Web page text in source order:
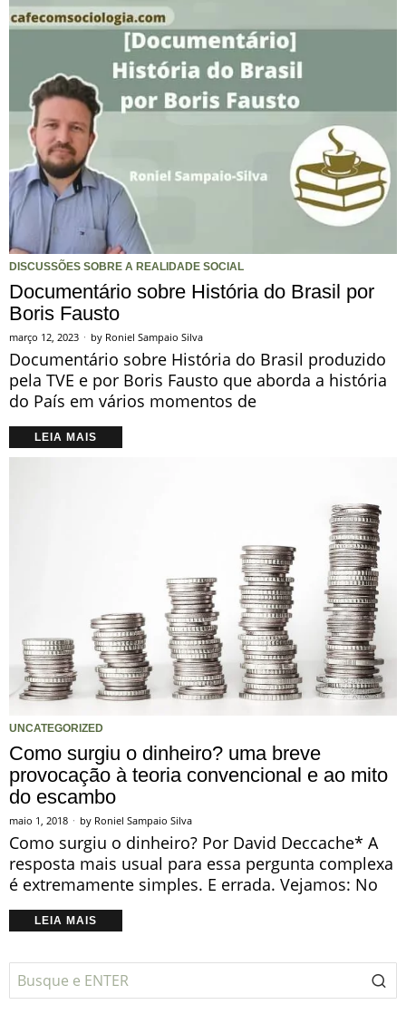
DISCUSSÕES SOBRE A REALIDADE SOCIAL
Documentário sobre História do Brasil por
Boris Fausto
março 12, 2023 by Roniel Sampaio Silva
Documentário sobre História do Brasil produzido
pela TVE e por Boris Fausto que aborda a história
do País em vários momentos de
LEIA MAIS
UNCATEGORIZED
Como surgiu o dinheiro? uma breve
provocação à teoria convencional e ao mito
do escambo
maio 1, 2018 by Roniel Sampaio Silva
Como surgiu o dinheiro? Por David Deccache* A
resposta mais usual para essa pergunta complexa
é extremamente simples. E errada. Vejamos: No
LEIA MAIS